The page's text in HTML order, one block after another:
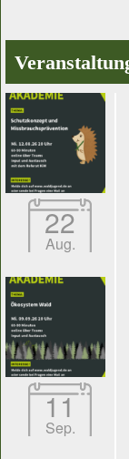
22
Aug.
11
Sep.